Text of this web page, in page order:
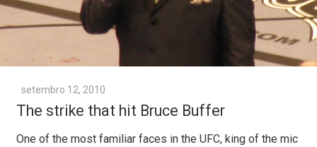
setembro 12, 2010
The strike that hit Bruce Buffer
One of the most familiar faces in the UFC, king of the mic